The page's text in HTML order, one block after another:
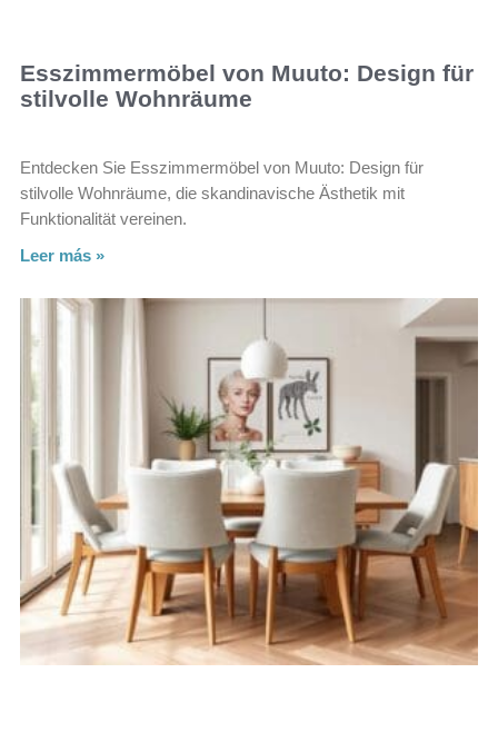
Esszimmermöbel von Muuto: Design für
stilvolle Wohnräume
Entdecken Sie Esszimmermöbel von Muuto: Design für
stilvolle Wohnräume, die skandinavische Ästhetik mit
Funktionalität vereinen.
Leer más »